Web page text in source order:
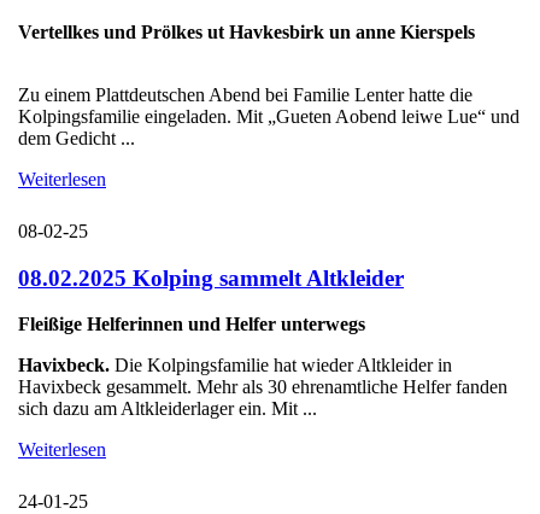
Vertellkes und Prölkes ut Havkesbirk un anne Kierspels
Zu einem Plattdeutschen Abend bei Familie Lenter hatte die
Kolpingsfamilie eingeladen. Mit „Gueten Aobend leiwe Lue“ und
dem Gedicht ...
Weiterlesen
08-02-25
08.02.2025 Kolping sammelt Altkleider
Fleißige Helferinnen und Helfer unterwegs
Havixbeck. Die Kolpingsfamilie hat wieder Altkleider in
Havixbeck gesammelt. Mehr als 30 ehrenamtliche Helfer fanden
sich dazu am Altkleiderlager ein. Mit ...
Weiterlesen
24-01-25